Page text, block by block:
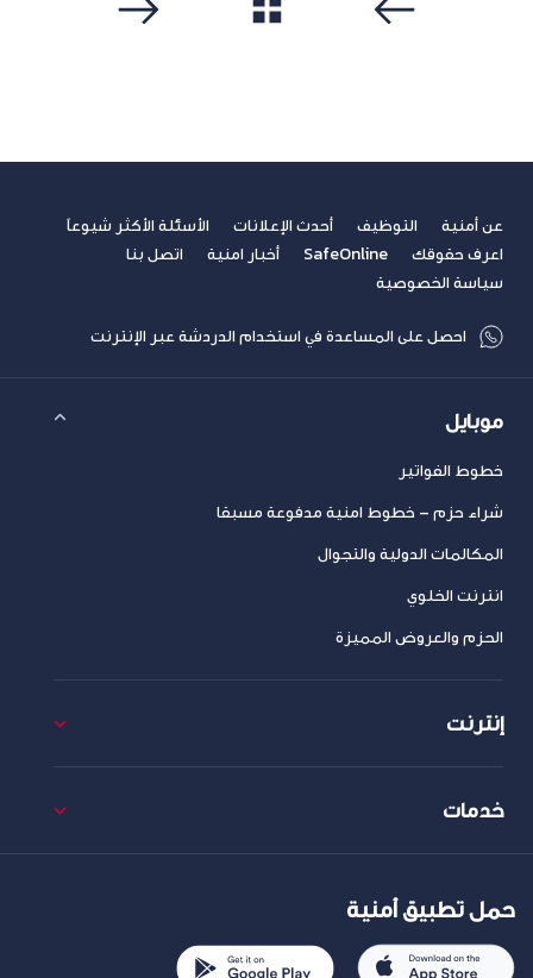
عن أمنية التوظيف أحدث الإعلانات
الأسئلة الأكثر شيوعاً
اعرف حقوقك
SafeOnline أخبار امنية
اتصل بنا
سياسة الخصوصية
احصل على المساعدة في استخدام الدردشة عبر الإنترنت
موبايل
خطوط الفواتير
شراء حزم – خطوط امنية مدفوعة مسبقا
المكالمات الدولية والتجوال
انترنت الخلوي
الحزم والعروض المميزة
إنترنت
خدمات
حمل تطبيق أمنية